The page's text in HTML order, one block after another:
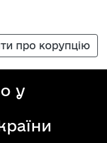
про корупцію
у